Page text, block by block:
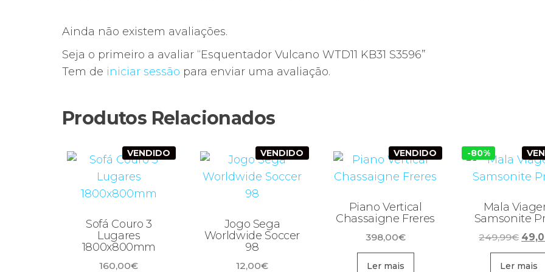
Ainda não existem avaliações.
Seja o primeiro a avaliar “Esquentador Vulcano WTD11 KB31 S3596”
Tem de iniciar sessão para enviar uma avaliação.
Produtos Relacionados
VENDIDO
Sofá Couro 3
Lugares
1800x800mm
160,00€
VENDIDO
Jogo Sega
Worldwide Soccer
98
12,00€
VENDIDO
Piano Vertical
Chassaigne Freres
398,00€
Ler mais
-80%
Mala
Samsonite
249,99€ O
Ler mais